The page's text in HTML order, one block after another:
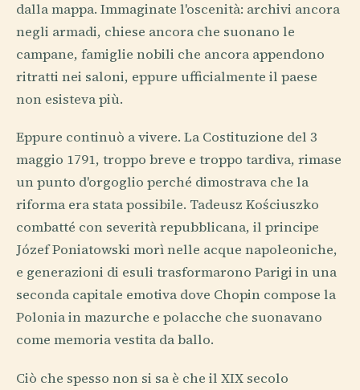
dalla mappa. Immaginate l'oscenità: archivi ancora
negli armadi, chiese ancora che suonano le
campane, famiglie nobili che ancora appendono
ritratti nei saloni, eppure ufficialmente il paese
non esisteva più.
Eppure continuò a vivere. La Costituzione del 3
maggio 1791, troppo breve e troppo tardiva, rimase
un punto d'orgoglio perché dimostrava che la
riforma era stata possibile. Tadeusz Kościuszko
combatté con severità repubblicana, il principe
Józef Poniatowski morì nelle acque napoleoniche,
e generazioni di esuli trasformarono Parigi in una
seconda capitale emotiva dove Chopin compose la
Polonia in mazurche e polacche che suonavano
come memoria vestita da ballo.
Ciò che spesso non si sa è che il XIX secolo